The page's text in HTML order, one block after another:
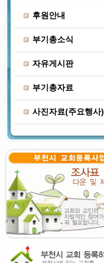
후원안내
부기총소식
자유게시판
부기총자료
사진자료(주요행사)